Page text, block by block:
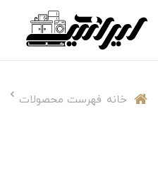
خانه فهرست محصولات